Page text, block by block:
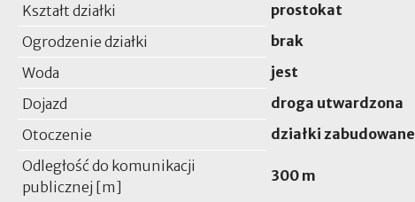
Kształt działki
prostokat
Ogrodzenie działki
brak
Woda
jest
Dojazd
droga utwardzona
Otoczenie
działki zabudowane
Odległość do komunikacji
publicznej [m]
300 m